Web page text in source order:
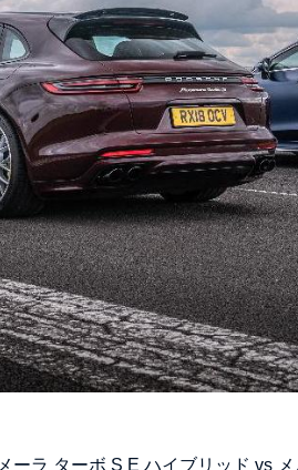
ーラ ターボ S E ハイブリッド vs